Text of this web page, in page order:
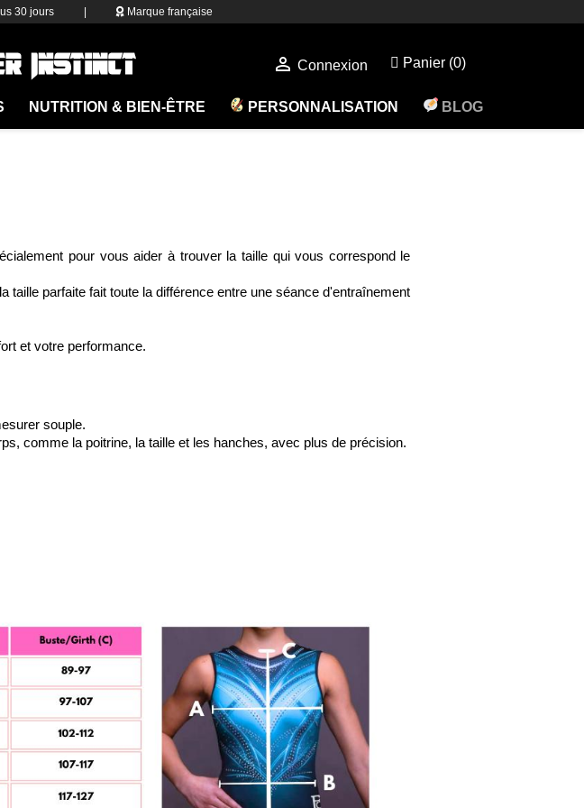
30 jours Marque française
 Connexion Panier (0)
NUTRITION & BIEN-ÊTRE PERSONNALISATION BLOG
pour vous aider à trouver la taille qui vous correspond le
parfaite fait toute la différence entre une séance d'entraînement
et votre performance.
souple.
comme la poitrine, la taille et les hanches, avec plus de précision.